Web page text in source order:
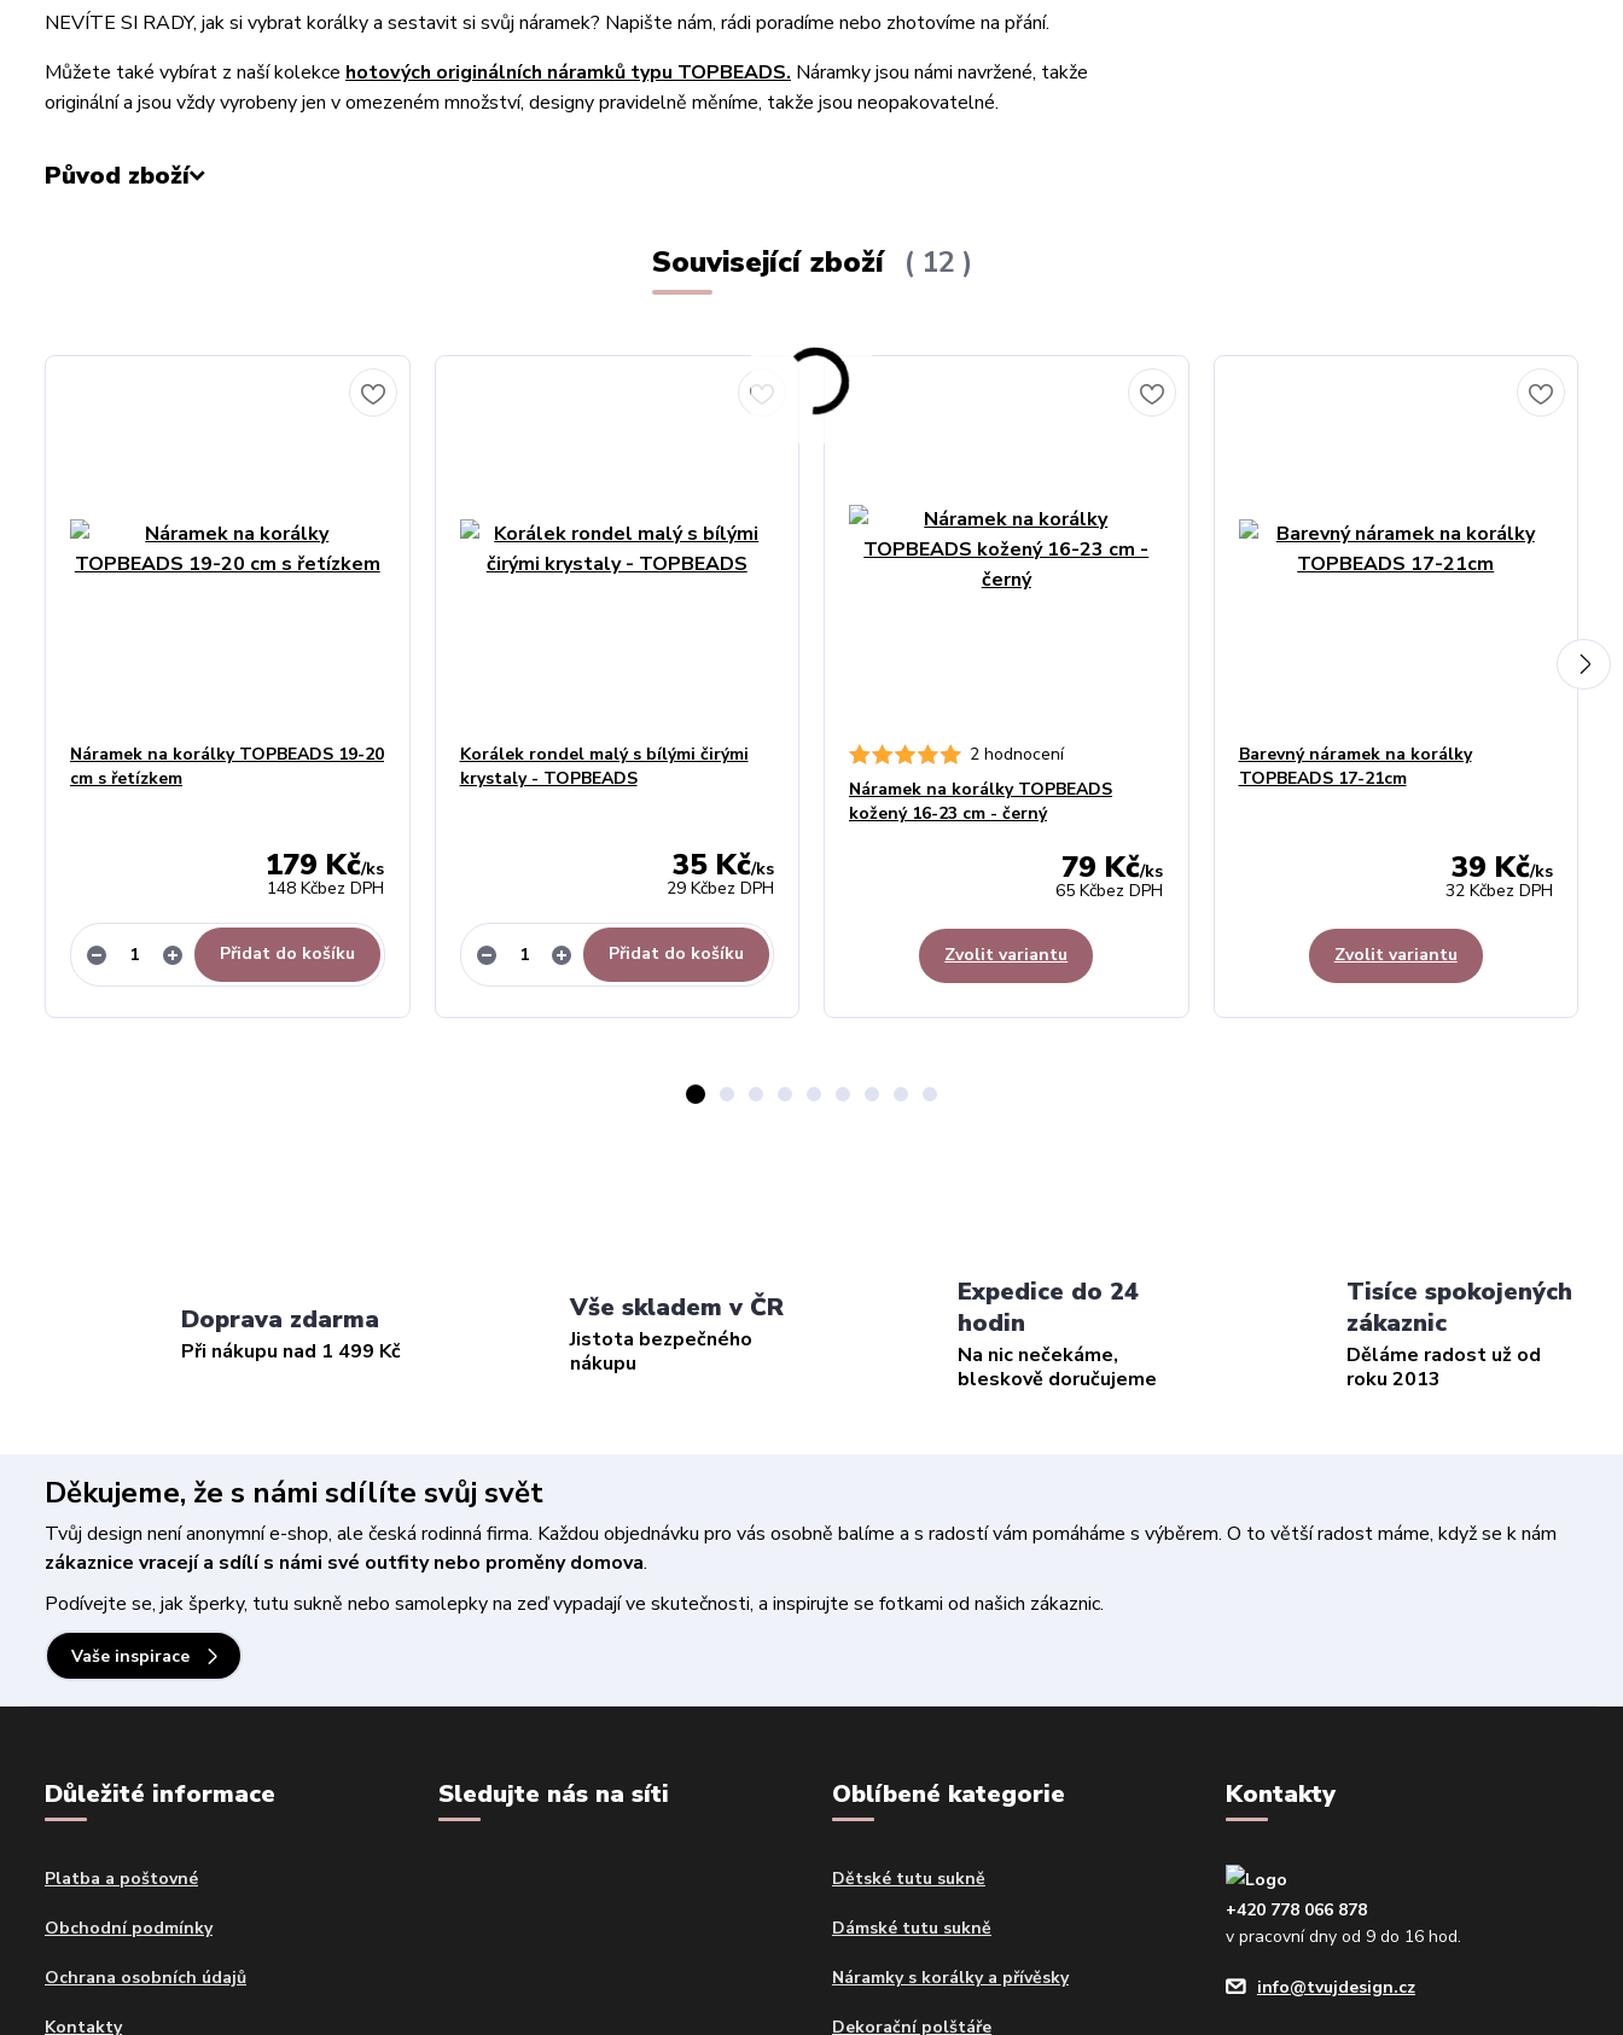
NEVÍTE SI RADY, jak si vybrat korálky a sestavit si svůj náramek? Napište nám, rádi poradíme nebo zhotovíme na přání.
Můžete také vybírat z naší kolekce hotových originálních náramků typu TOPBEADS. Náramky jsou námi navržené, takže
originální a jsou vždy vyrobeny jen v omezeném množství, designy pravidelně měníme, takže jsou neopakovatelné.
Původ zboží
Související zboží 12
Náramek na korálky TOPBEADS 19-20
cm s řetízkem
179 Kč/ks
148 Kčbez DPH
Přidat do košíku
Korálek rondel malý s bílými čirými
krystaly - TOPBEADS
35 Kč/ks
29 Kčbez DPH
Přidat do košíku
2 hodnocení
Náramek na korálky TOPBEADS
kožený 16-23 cm - černý
79 Kč/ks
65 Kčbez DPH
Zvolit variantu
Barevný náramek na korálky
TOPBEADS 17-21cm
39 Kč/ks
32 Kčbez DPH
Zvolit variantu
Doprava zdarma
Při nákupu nad 1 499 Kč
Vše skladem v ČR
Jistota bezpečného
nákupu
Expedice do 24
hodin
Na nic nečekáme,
bleskově doručujeme
Tisíce spokojených
zákaznic
Děláme radost už od
roku 2013
Děkujeme, že s námi sdílíte svůj svět
Tvůj design není anonymní e-shop, ale česká rodinná firma. Každou objednávku pro vás osobně balíme a s radostí vám pomáháme s výběrem. O to větší radost máme, když se k nám
zákaznice vracejí a sdílí s námi své outfity nebo proměny domova.
Podívejte se, jak šperky, tutu sukně nebo samolepky na zeď vypadají ve skutečnosti, a inspirujte se fotkami od našich zákaznic.
Vaše inspirace
Důležité informace
Platba a poštovné
Obchodní podmínky
Ochrana osobních údajů
Kontakty
Sledujte nás na síti Oblíbené kategorie
Dětské tutu sukně
Dámské tutu sukně
Náramky s korálky a přívěsky
Dekorační polštáře
Kontakty
+420 778 066 878
v pracovní dny od 9 do 16 hod.
info@tvujdesign.cz